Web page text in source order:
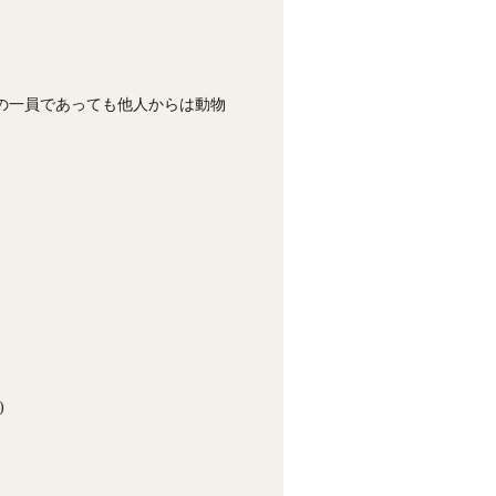
一員であっても他人からは動物